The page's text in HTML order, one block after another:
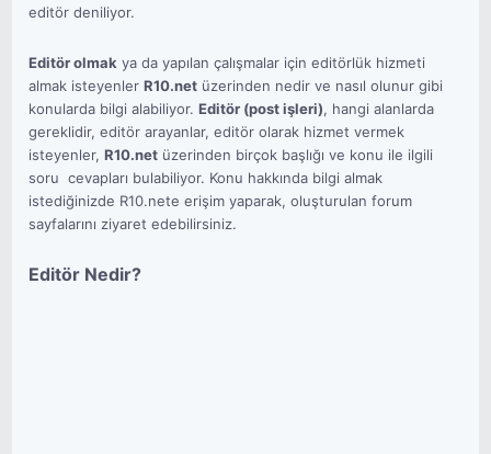
editör deniliyor.
Editör olmak ya da yapılan çalışmalar için editörlük hizmeti
almak isteyenlerR10.net üzerinden nedir ve nasıl olunur gibi
konularda bilgi alabiliyor.Editör (post işleri), hangi alanlarda
gereklidir, editör arayanlar, editör olarak hizmet vermek
isteyenler,R10.net üzerinden birçok başlığı ve konu ile ilgili
soru  cevapları bulabiliyor. Konu hakkında bilgi almak
istediğinizde R10.nete erişim yaparak, oluşturulan forum
sayfalarını ziyaret edebilirsiniz.
Editör Nedir?